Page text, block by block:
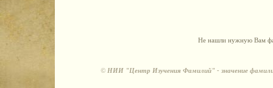
Не нашли нужную Вам
© НИИ "Центр Изучения Фамилий" - значение